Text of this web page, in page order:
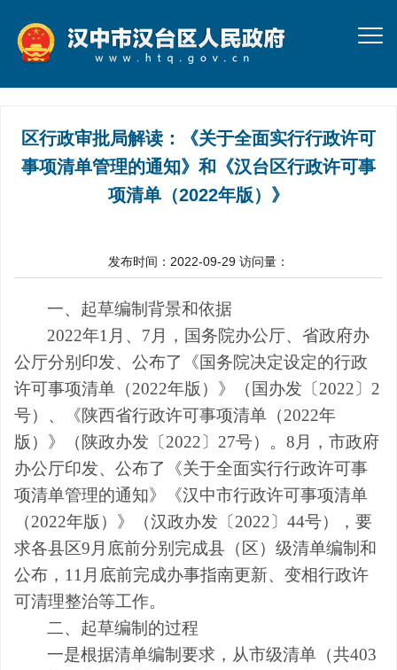
区行政审批局解读：《关于全面实行行政许可
事项清单管理的通知》和《汉台区行政许可事
项清单（2022年版）》
发布时间：2022-09-29 访问量：
一、起草编制背景和依据
2022年1 月、 7 月，国务院办公厅、省政府办
公厅分别印发、公布了《国务院决定设定的行政
许可事项清单（2022年版）》（国办发〔 2022 〕 2
号）、《陕西省行政许可事项清单（2022年
版）》（陕政办发〔 2022 〕 27号）。 8 月，市政府
办公厅印发、公布了《关于全面实行行政许可事
项清单管理的通知》《汉中市行政许可事项清单
（2022年版）》（汉政办发〔 2022 〕 44号）， 要
求各县区9 月底前分别完成县（区）级清单编制和
公布， 11 月底前完成办事指南更新、变相行政许
可清理整治等工作。
二、起草编制的过程
一是根据清单编制要求，从市级清单（共403